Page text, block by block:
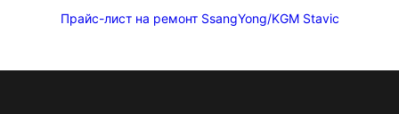
Прайс-лист на ремонт SsangYong/KGM Stavic